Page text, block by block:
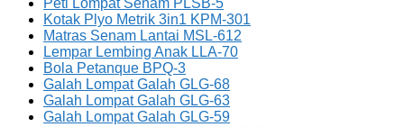
Peti Lompat Senam PLSB-5
Kotak Plyo Metrik 3in1 KPM-301
Matras Senam Lantai MSL-612
Lempar Lembing Anak LLA-70
Bola Petanque BPQ-3
Galah Lompat Galah GLG-68
Galah Lompat Galah GLG-63
Galah Lompat Galah GLG-59